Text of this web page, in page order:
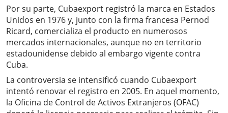
Por su parte, Cubaexport registró la marca en Estados
Unidos en 1976 y, junto con la firma francesa Pernod
Ricard, comercializa el producto en numerosos
mercados internacionales, aunque no en territorio
estadounidense debido al embargo vigente contra
Cuba.
La controversia se intensificó cuando Cubaexport
intentó renovar el registro en 2005. En aquel momento,
la Oficina de Control de Activos Extranjeros (OFAC)